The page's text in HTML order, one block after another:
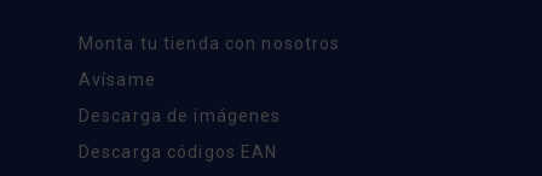
Monta tu tienda con nosotros
Avísame
Descarga de imágenes
Descarga códigos EAN